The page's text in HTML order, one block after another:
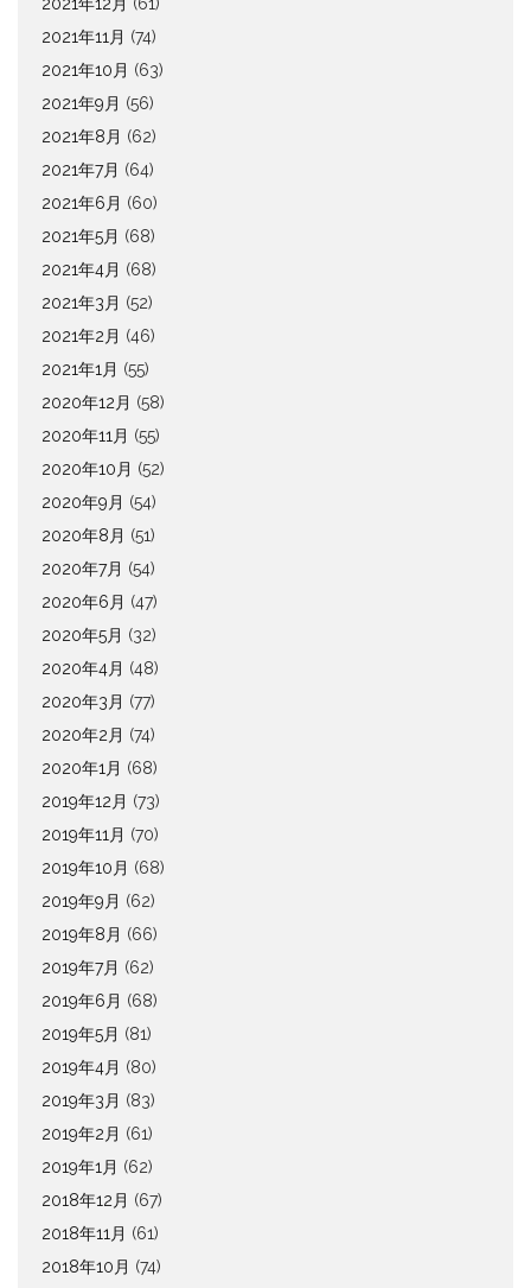
2021年11月 (74)
2021年10月 (63)
2021年9月 (56)
2021年8月 (62)
2021年7月 (64)
2021年6月 (60)
2021年5月 (68)
2021年4月 (68)
2021年3月 (52)
2021年2月 (46)
2021年1月 (55)
2020年12月 (58)
2020年11月 (55)
2020年10月 (52)
2020年9月 (54)
2020年8月 (51)
2020年7月 (54)
2020年6月 (47)
2020年5月 (32)
2020年4月 (48)
2020年3月 (77)
2020年2月 (74)
2020年1月 (68)
2019年12月 (73)
2019年11月 (70)
2019年10月 (68)
2019年9月 (62)
2019年8月 (66)
2019年7月 (62)
2019年6月 (68)
2019年5月 (81)
2019年4月 (80)
2019年3月 (83)
2019年2月 (61)
2019年1月 (62)
2018年12月 (67)
2018年11月 (61)
2018年10月 (74)